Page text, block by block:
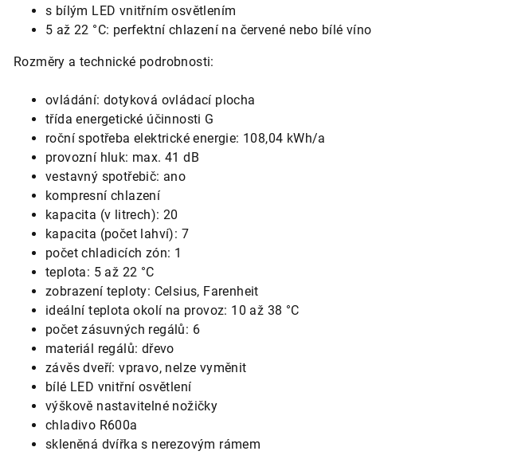
s bílým LED vnitřním osvětlením
5 až 22 °C: perfektní chlazení na červené nebo bílé víno
Rozměry a technické podrobnosti:
ovládání: dotyková ovládací plocha
třída energetické účinnosti G
roční spotřeba elektrické energie: 108,04 kWh/a
provozní hluk: max. 41 dB
vestavný spotřebič: ano
kompresní chlazení
kapacita (v litrech): 20
kapacita (počet lahví): 7
počet chladicích zón: 1
teplota: 5 až 22 °C
zobrazení teploty: Celsius, Farenheit
ideální teplota okolí na provoz: 10 až 38 °C
počet zásuvných regálů: 6
materiál regálů: dřevo
závěs dveří: vpravo, nelze vyměnit
bílé LED vnitřní osvětlení
výškově nastavitelné nožičky
chladivo R600a
skleněná dvířka s nerezovým rámem